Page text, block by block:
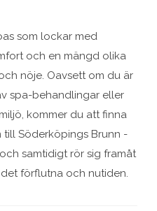
som lockar med
och en mängd olika
nöje. Oavsett om du är
spa-behandlingar eller
kommer du att finna
till Söderköpings Brunn -
samtidigt rör sig framåt
förflutna och nutiden.